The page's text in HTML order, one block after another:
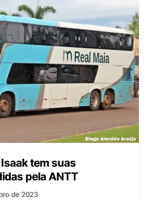
tem suas
pela ANTT
de 2023